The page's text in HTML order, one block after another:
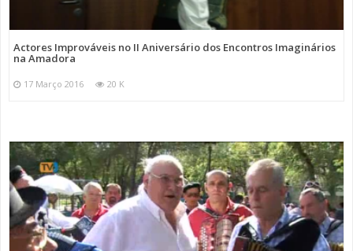
Actores Improváveis no II Aniversário dos Encontros Imaginários
na Amadora
17 Março 2016 20 K